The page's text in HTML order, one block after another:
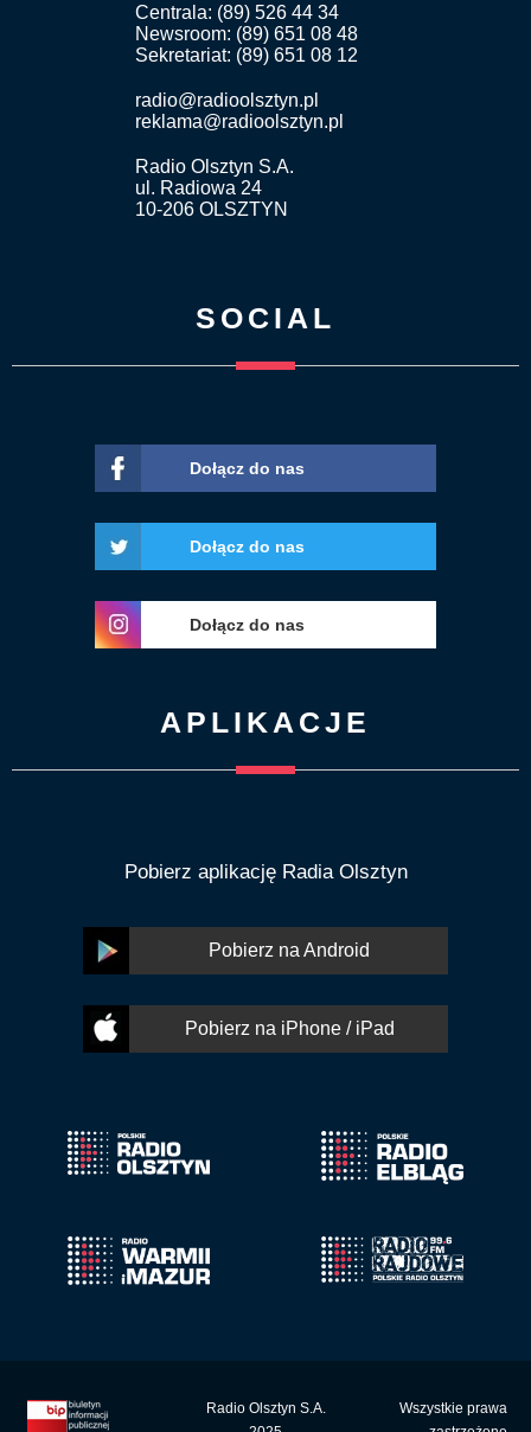
Centrala: (89) 526 44 34
Newsroom: (89) 651 08 48
Sekretariat: (89) 651 08 12
radio@radioolsztyn.pl
reklama@radioolsztyn.pl
Radio Olsztyn S.A.
ul. Radiowa 24
10-206 OLSZTYN
SOCIAL
Dołącz do nas
Dołącz do nas
Dołącz do nas
APLIKACJE
Pobierz aplikację Radia Olsztyn
Pobierz na Android
Pobierz na iPhone / iPad
Radio Olsztyn S.A.
Wszystkie prawa